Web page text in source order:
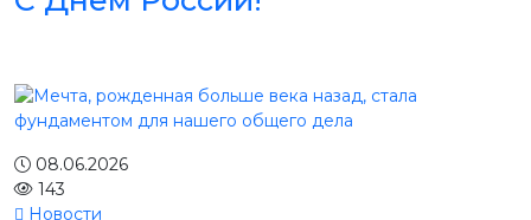
08.06.2026
143
Новости